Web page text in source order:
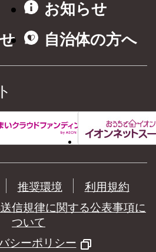
お知らせ
自治体の方へ
推奨環境
利用規約
信規律に関する公表事項に
ついて
シーポリシー